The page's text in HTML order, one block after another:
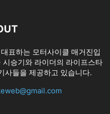
표하는 모터사이클 매거진입
승기와 라이더의 라이프스타
사들을 제공하고 있습니다.